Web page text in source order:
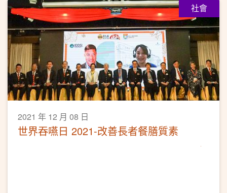
社會
2021 年 12 月 08 日
世界吞嚥日 2021-改善長者餐膳質素